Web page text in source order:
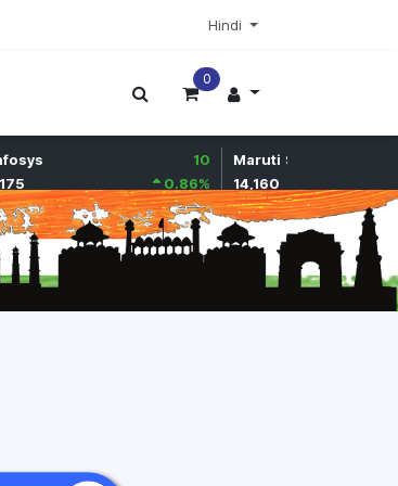
Hindi
0